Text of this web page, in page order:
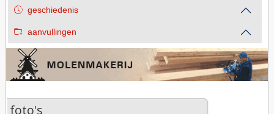
geschiedenis
aanvullingen
foto's